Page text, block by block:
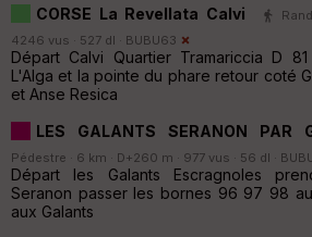
CORSE La Revellata Calvi
4246 vus · 527 dl · BUBU63
Départ Calvi Quartier Tramariccia D
L'Alga et la pointe du phare retour coté
et Anse Resica
LES GALANTS SERANON PAR
Pédestre · 6 km · D+260 m · 977 vus · 56 dl ·
Départ les Galants Escragnoles
Seranon passer les bornes 96 97 98
aux Galants